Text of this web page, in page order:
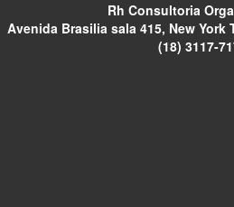
Rh Consultoria
Avenida Brasilia sala 415, New York
(18) 3117-